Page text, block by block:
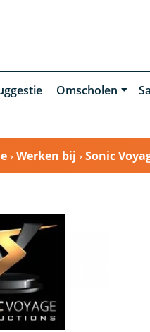
Omscholen
›Werken bij ›Sonic